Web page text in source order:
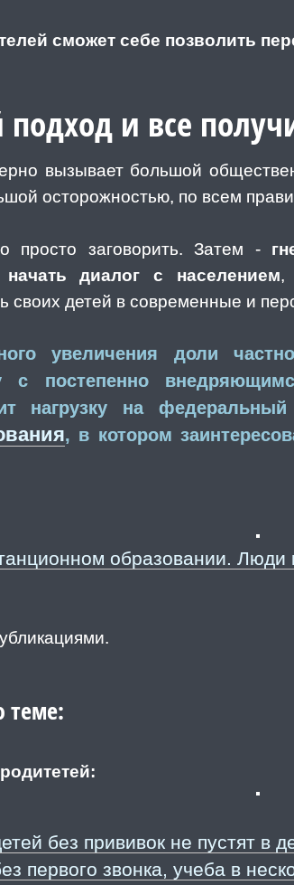
сможет себе позволить
и все
вызывает большой
осторожностью, по всем
заговорить. Затем -
начать диалог с населением,
своих детей в современные и
увеличения доли
с постепенно
нагрузку на
, в котором
образовании. Люди
теме:
без прививок не пустят в
первого звонка, учеба в